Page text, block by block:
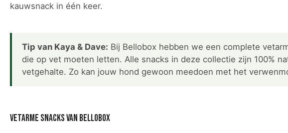
kauwsnack in één keer.
Tip van Kaya & Dave: Bij Bellobox hebben we een complete
die op vet moeten letten. Alle snacks in deze collectie zijn 100%
vetgehalte. Zo kan jouw hond gewoon meedoen met het
Vetarme snacks van Bellobox